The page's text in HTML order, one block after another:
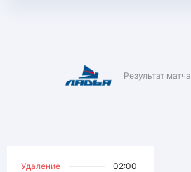
Результат матча
Удаление
02:00